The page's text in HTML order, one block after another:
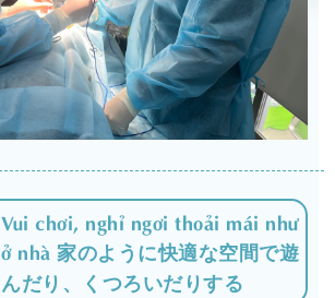
Vui chơi, nghỉ ngơi thoải mái như
ở nhà 家のように快適な空間で遊
んだり、くつろいだりする